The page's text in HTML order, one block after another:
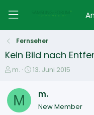
Fernseher
Kein Bild nach
E
s
e
m.
E
13. Juni 2015
M m.
New Member